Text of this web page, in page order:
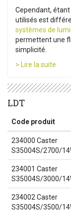
Cependant,
utilisés est
systèmes de
permettent une
simplicité.
> Lire la suite
LDT
Code produit
234000 Caster
S35004S/2700/
234001 Caster
S35004S/3000/
234002 Caster
S35004S/3500/